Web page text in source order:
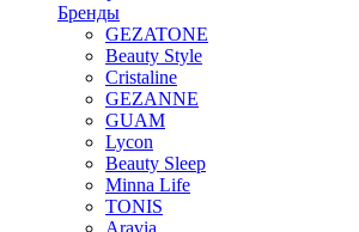
Бренды
GEZATONE
Beauty Style
Cristaline
GEZANNE
GUAM
Lycon
Beauty Sleep
Minna Life
TONIS
Aravia